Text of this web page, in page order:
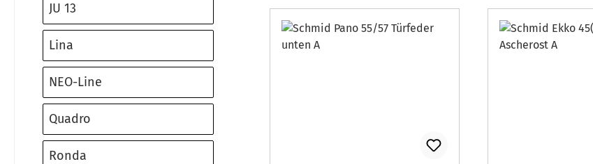
JU 13
Lina
NEO-Line
Quadro
Ronda